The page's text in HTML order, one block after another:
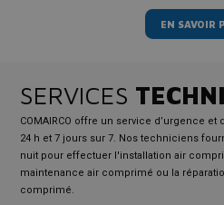
EN SAVOIR
SERVICES
COMAIRCO offre un service d’urgence
24 h et 7 jours sur 7. Nos techniciens
nuit pour effectuer l'installation air
maintenance air comprimé ou la
comprimé.